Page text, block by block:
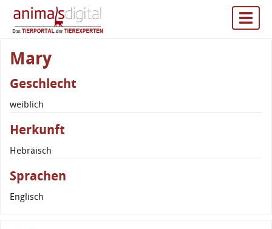
Mary
Geschlecht
weiblich
Herkunft
Hebräisch
Sprachen
Englisch